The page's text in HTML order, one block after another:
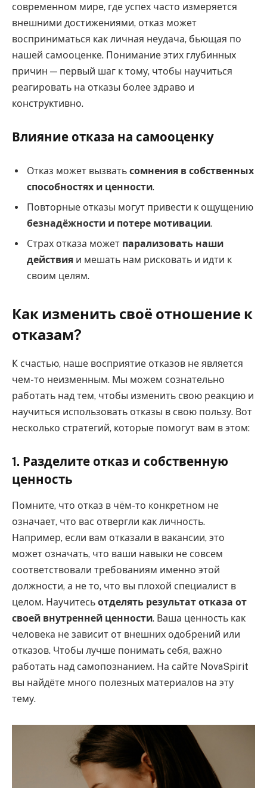
современном мире, где успех часто измеряется
внешними достижениями, отказ может
восприниматься как личная неудача, бьющая по
нашей самооценке. Понимание этих глубинных
причин — первый шаг к тому, чтобы научиться
реагировать на отказы более здраво и
конструктивно.
Влияние отказа на самооценку
Отказ может вызвать сомнения в собственных
способностях и ценности.
Повторные отказы могут привести к ощущению
безнадёжности и потере мотивации.
Страх отказа может парализовать наши
действия и мешать нам рисковать и идти к
своим целям.
Как изменить своё отношение к
отказам?
К счастью, наше восприятие отказов не является
чем-то неизменным. Мы можем сознательно
работать над тем, чтобы изменить свою реакцию и
научиться использовать отказы в свою пользу. Вот
несколько стратегий, которые помогут вам в этом:
1. Разделите отказ и собственную
ценность
Помните, что отказ в чём-то конкретном не
означает, что вас отвергли как личность.
Например, если вам отказали в вакансии, это
может означать, что ваши навыки не совсем
соответствовали требованиям именно этой
должности, а не то, что вы плохой специалист в
целом. Научитесь отделять результат отказа от
своей внутренней ценности. Ваша ценность как
человека не зависит от внешних одобрений или
отказов. Чтобы лучше понимать себя, важно
работать над самопознанием. На сайте NovaSpirit
вы найдёте много полезных материалов на эту
тему.